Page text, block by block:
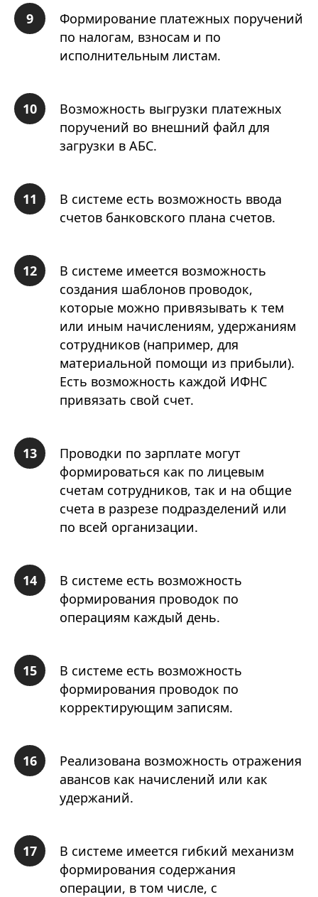
Формирование платежных поручений
по налогам, взносам и по
исполнительным листам.
Возможность выгрузки платежных
поручений во внешний файл для
загрузки в АБС.
В системе есть возможность ввода
счетов банковского плана счетов.
В системе имеется возможность
создания шаблонов проводок,
которые можно привязывать к тем
или иным начислениям, удержаниям
сотрудников (например, для
материальной помощи из прибыли).
Есть возможность каждой ИФНС
привязать свой счет.
Проводки по зарплате могут
формироваться как по лицевым
счетам сотрудников, так и на общие
счета в разрезе подразделений или
по всей организации.
В системе есть возможность
формирования проводок по
операциям каждый день.
В системе есть возможность
формирования проводок по
корректирующим записям.
Реализована возможность отражения
авансов как начислений или как
удержаний.
В системе имеется гибкий механизм
формирования содержания
операции, в том числе, с